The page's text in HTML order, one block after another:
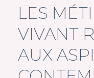
LES
VIVANT
AUX